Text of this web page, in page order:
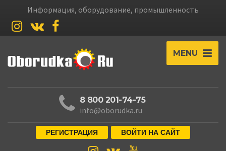
Информация, оборудование, промышленность
MENU
8 800 201-74-75
info@oborudka.ru
РЕГИСТРАЦИЯ ВОЙТИ НА САЙТ